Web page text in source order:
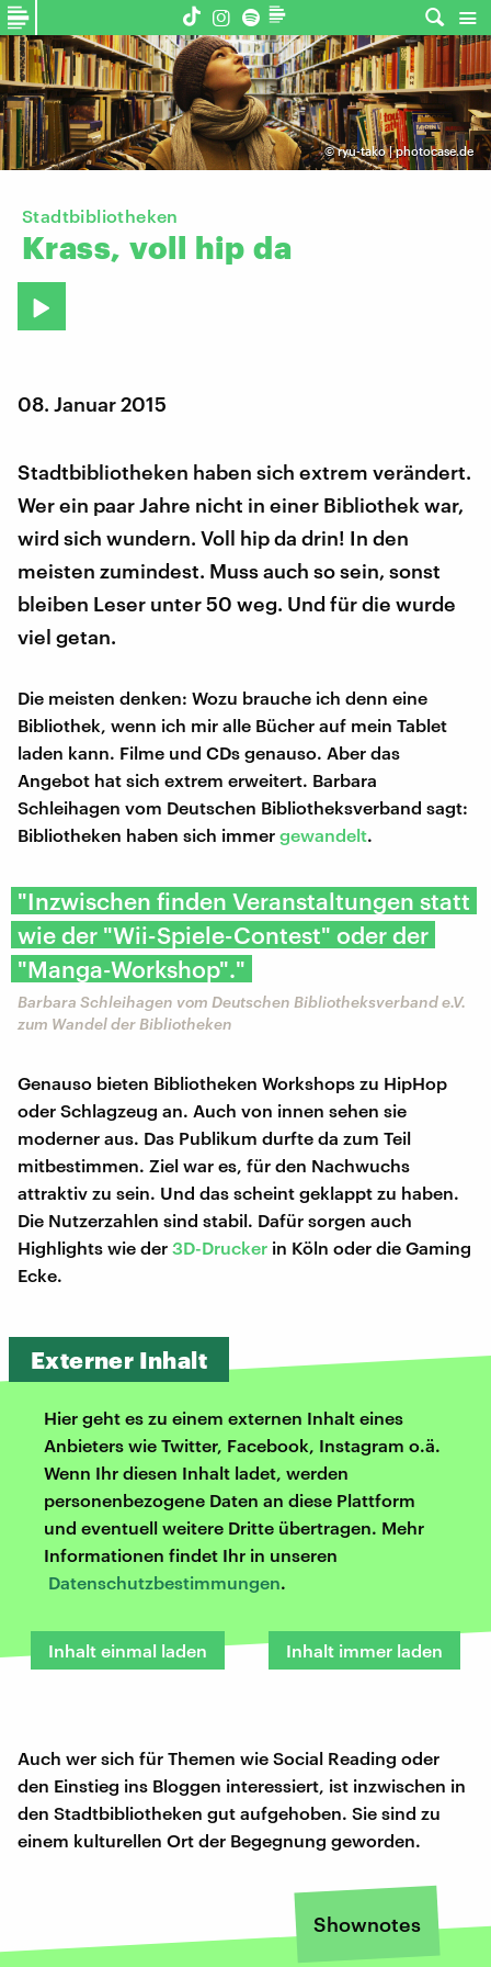
©ryu-tako | photocase.de
Stadtbibliotheken
Krass, voll hip da
08. Januar 2015
Stadtbibliotheken haben sich extrem verändert.
Wer ein paar Jahre nicht in einer Bibliothek war,
wird sich wundern. Voll hip da drin! In den
meisten zumindest. Muss auch so sein, sonst
bleiben Leser unter 50 weg. Und für die wurde
viel getan.
Die meisten denken: Wozu brauche ich denn eine
Bibliothek, wenn ich mir alle Bücher auf mein Tablet
laden kann. Filme und CDs genauso. Aber das
Angebot hat sich extrem erweitert. Barbara
Schleihagen vom Deutschen Bibliotheksverband sagt:
Bibliotheken haben sich immer gewandelt.
"Inzwischen finden Veranstaltungen statt
wie der "Wii-Spiele-Contest" oder der
"Manga-Workshop"."
Barbara Schleihagen vom Deutschen Bibliotheksverband e.V.
zum Wandel der Bibliotheken
Genauso bieten Bibliotheken Workshops zu HipHop
oder Schlagzeug an. Auch von innen sehen sie
moderner aus. Das Publikum durfte da zum Teil
mitbestimmen. Ziel war es, für den Nachwuchs
attraktiv zu sein. Und das scheint geklappt zu haben.
Die Nutzerzahlen sind stabil. Dafür sorgen auch
Highlights wie der 3D-Drucker in Köln oder die Gaming
Ecke.
Externer Inhalt
Hier geht es zu einem externen Inhalt eines
Anbieters wie Twitter, Facebook, Instagram o.ä.
Wenn Ihr diesen Inhalt ladet, werden
personenbezogene Daten an diese Plattform
und eventuell weitere Dritte übertragen. Mehr
Informationen findet Ihr in unseren
Datenschutzbestimmungen.
Inhalt einmal laden Inhalt immer laden
Auch wer sich für Themen wie Social Reading oder
den Einstieg ins Bloggen interessiert, ist inzwischen in
den Stadtbibliotheken gut aufgehoben. Sie sind zu
einem kulturellen Ort der Begegnung geworden.
Shownotes